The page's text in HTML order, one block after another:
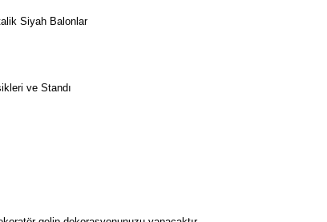
Siyah Balonlar
ve Standı